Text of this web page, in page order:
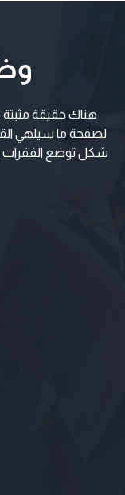
هناك حقيقة
لصفحة ما سيلهي
شكل توضع الفقرات